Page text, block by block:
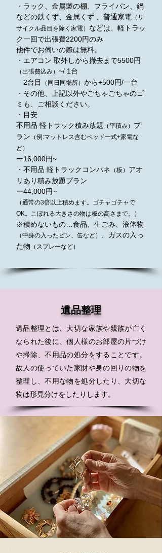
・ラック、金属製の棚、フライパン、鍋
などの鉄くず、金属くず 、普通家電 （リ
サイクル品目を除く家電） などは、軽トラッ
ク一回で出張費2200円のみ
他件でお伺いの際は無料。
・エアコン 取外しから撤去まで5500円
（出張費込み） ~/ 1台
2台目
（同日同場所） から+500円/一台
・その他、上記以外やごちゃごちゃのゴ
ミも、ご相談ください。
・目安
不用品 軽トラック積み放題 （平積み） プ
ラン （例:マットレス含むベッド一式+家電な
ど）
ー16,000円~
・不用品 軽トラックコンパネ （板） アオ
リあり積み放題プラン
ー44,000円~
（通常の3倍以上積めます。ゴチャゴチャで
OK。こぼれる大きさの物は板の高さまで。）
※積めないもの…食品、生ごみ、液体物
（中身の入ったビン、缶など）
、ガスの入っ
た物 （スプレーなど）
遺品整理
遺品整理とは、大切な家族や親族が亡く
なられた後に、個人様のお部屋の片づけ
や掃除、不用品の処分をすることです。
故人の使っていた家財や身の回りの物を
整理し、不用な物を処分したり、大切な
物は形見分けをしたりします。